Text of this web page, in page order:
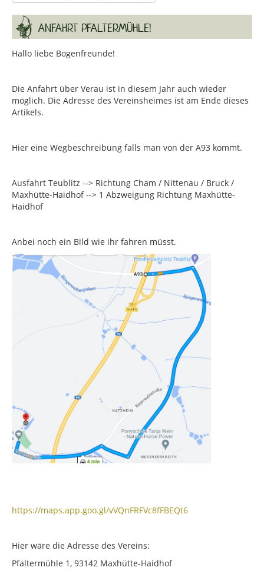
ANFAHRT PFALTERMÜHLE!
Hallo liebe Bogenfreunde!
Die Anfahrt über Verau ist in diesem Jahr auch wieder
möglich. Die Adresse des Vereinsheimes ist am Ende dieses
Artikels.
Hier eine Wegbeschreibung falls man von der A93 kommt.
Ausfahrt Teublitz --> Richtung Cham / Nittenau / Bruck /
Maxhütte-Haidhof --> 1 Abzweigung Richtung Maxhütte-
Haidhof
Anbei noch ein Bild wie ihr fahren müsst.
https://maps.app.goo.gl/vVQnFRFVc8fFBEQt6
Hier wäre die Adresse des Vereins:
Pfaltermühle 1, 93142 Maxhütte-Haidhof